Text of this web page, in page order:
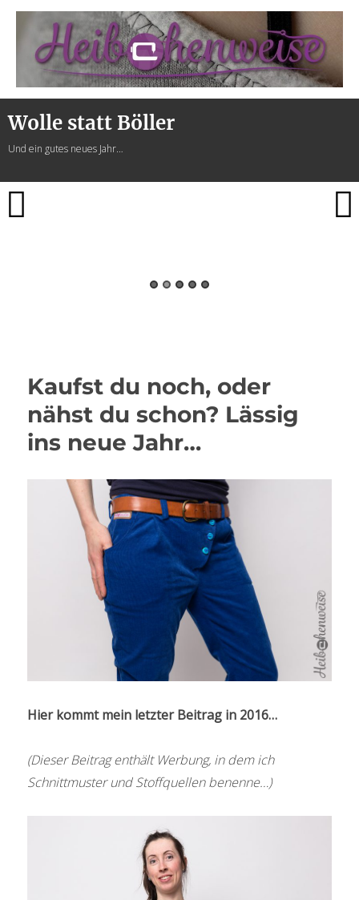
Heibchenweise
Wolle statt Böller
Und ein gutes neues Jahr…
Kaufst du noch, oder
nähst du schon? Lässig
ins neue Jahr…
Hier kommt mein letzter Beitrag in 2016…
(Dieser Beitrag enthält Werbung, in dem ich
Schnittmuster und Stoffquellen benenne…)